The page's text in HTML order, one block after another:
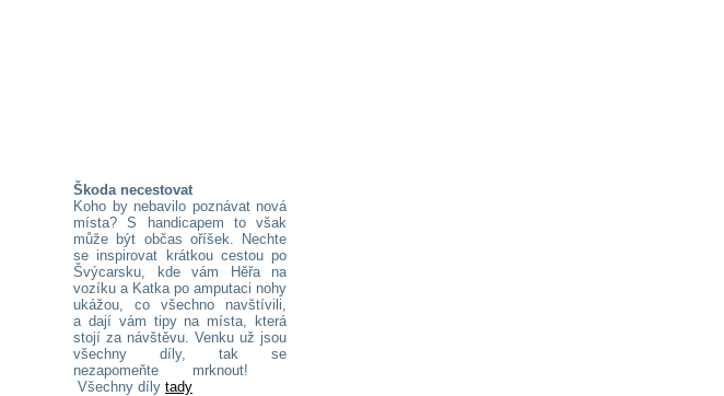
Škoda necestovat
Koho by nebavilo poznávat nová
místa? S handicapem to však
může být občas oříšek. Nechte
se inspirovat krátkou cestou po
Švýcarsku, kde vám Hěřa na
vozíku a Katka po amputaci nohy
ukážou, co všechno navštívili,
a dají vám tipy na místa, která
stojí za návštěvu. Venku už jsou
všechny díly, tak se
nezapomeňte mrknout!
Všechny díly tady